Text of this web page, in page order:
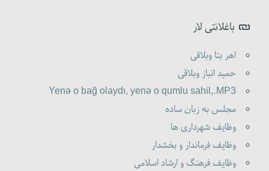
باغلانتی لار
اهر بتا وبلاقی
حمید انباز وبلاقی
Yenə o bağ olaydı, yenə o qumlu sahil,.MP3
مجلس به زبان ساده
وظایف شهرداری ها
وظایف فرماندار و بخشدار
وظایف فرهنگ و ارشاد اسلامی